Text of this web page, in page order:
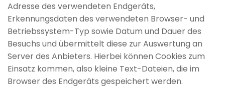
Adresse des verwendeten Endgeräts,
Erkennungsdaten des verwendeten Browser- und
Betriebssystem-Typ sowie Datum und Dauer des
Besuchs und übermittelt diese zur Auswertung an
Server des Anbieters. Hierbei können Cookies zum
Einsatz kommen, also kleine Text-Dateien, die im
Browser des Endgeräts gespeichert werden.